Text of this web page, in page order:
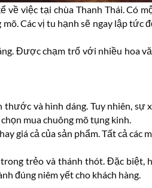
về việc tại chùa Thanh Thái.
Các vị tu hạnh sẽ ngay lập
Được chạm trổ với nhiều hoa
và hình dáng. Tuy nhiên,
mua chuông mõ tụng kinh.
giá cả của sản phẩm. Tất cả
trẻo và thánh thót. Đặc biệt,
đúng niêm yết cho khách hàng.